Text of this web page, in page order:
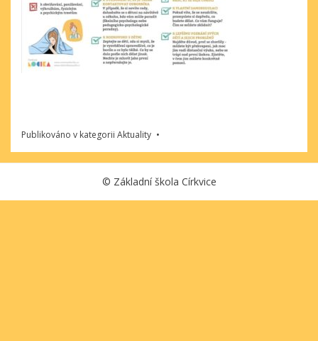
Publikováno v kategorii Aktuality
© Základní škola Církvice